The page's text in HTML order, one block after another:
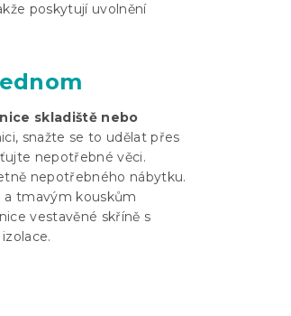
poskytují uvolnění
skladiště nebo
snažte se to udělat přes
nepotřebné věci.
nepotřebného nábytku.
tmavým kouskům
vestavěné skříně s